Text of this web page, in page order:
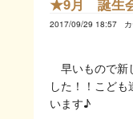
2017/09/29 18:57
早いもので新
した！！こど
います♪